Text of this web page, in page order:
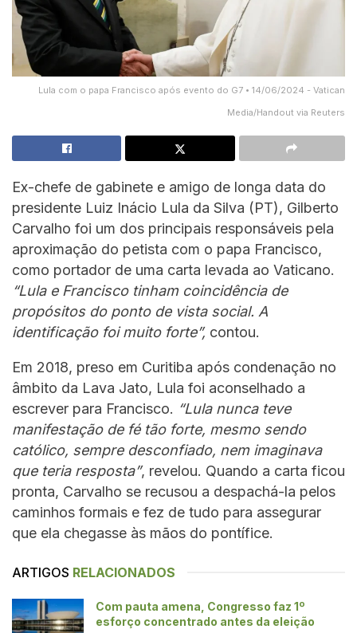
Lula com o papa Francisco após evento do G7 • 14/06/2024 - Vatican
Media/­Handout via Reuters
Ex-chefe de gabinete e amigo de longa data do
presidente Luiz Inácio Lula da Silva (PT), Gilberto
Carvalho foi um dos principais responsáveis pela
aproximação do petista com o papa Francisco,
como portador de uma carta levada ao Vaticano.
“Lula e Francisco tinham coincidência de
propósitos do ponto de vista social. A
identificação foi muito forte”, contou.
Em 2018, preso em Curitiba após condenação no
âmbito da Lava Jato, Lula foi aconselhado a
escrever para Francisco. “Lula nunca teve
manifestação de fé tão forte, mesmo sendo
católico, sempre desconfiado, nem imaginava
que teria resposta”, revelou. Quando a carta ficou
pronta, Carvalho se recusou a despachá-la pelos
caminhos formais e fez de tudo para assegurar
que ela chegasse às mãos do pontífice.
ARTIGOS RELACIONADOS
Com pauta amena, Congresso faz 1º
esforço concentrado antes da eleição